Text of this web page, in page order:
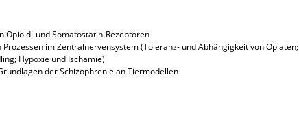
Opioid- und Somatostatin-Rezeptoren
im Zentralnervensystem (Toleranz- und Abhängigkeit von Opiaten;
Hypoxie und Ischämie)
der Schizophrenie an Tiermodellen